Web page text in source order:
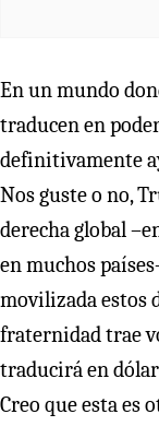
En un mundo
traducen en
definitivamente
Nos guste o no,
derecha global
en muchos
movilizada estos
fraternidad trae
traducirá en
Creo que esta es